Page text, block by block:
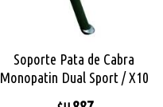
Soporte Pata de Cabra
Monopatin Dual Sport / X10